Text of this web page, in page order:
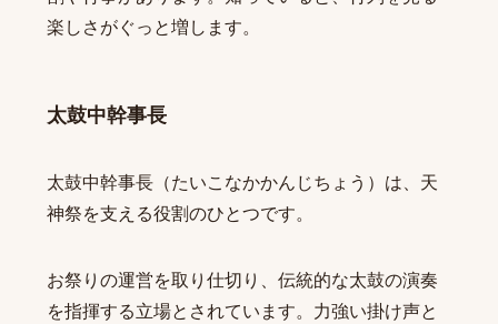
楽しさがぐっと増します。
太鼓中幹事長
太鼓中幹事長（たいこなかかんじちょう）は、天
神祭を支える役割のひとつです。
お祭りの運営を取り仕切り、伝統的な太鼓の演奏
を指揮する立場とされています。力強い掛け声と